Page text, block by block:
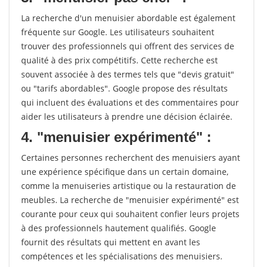
La recherche d'un menuisier abordable est également
fréquente sur Google. Les utilisateurs souhaitent
trouver des professionnels qui offrent des services de
qualité à des prix compétitifs. Cette recherche est
souvent associée à des termes tels que "devis gratuit"
ou "tarifs abordables". Google propose des résultats
qui incluent des évaluations et des commentaires pour
aider les utilisateurs à prendre une décision éclairée.
4. "menuisier expérimenté" :
Certaines personnes recherchent des menuisiers ayant
une expérience spécifique dans un certain domaine,
comme la menuiseries artistique ou la restauration de
meubles. La recherche de "menuisier expérimenté" est
courante pour ceux qui souhaitent confier leurs projets
à des professionnels hautement qualifiés. Google
fournit des résultats qui mettent en avant les
compétences et les spécialisations des menuisiers.